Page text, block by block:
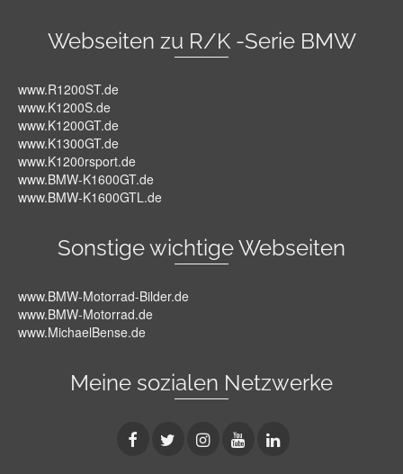
Webseiten zu R/K -Serie BMW
www.R1200ST.de
www.K1200S.de
www.K1200GT.de
www.K1300GT.de
www.K1200rsport.de
www.BMW-K1600GT.de
www.BMW-K1600GTL.de
Sonstige wichtige Webseiten
www.BMW-Motorrad-Bilder.de
www.BMW-Motorrad.de
www.MichaelBense.de
Meine sozialen Netzwerke